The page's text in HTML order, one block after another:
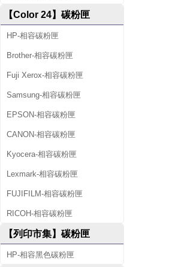
【Color 24】碳粉匣
HP-相容碳粉匣
Brother-相容碳粉匣
Fuji Xerox-相容碳粉匣
Samsung-相容碳粉匣
EPSON-相容碳粉匣
CANON-相容碳粉匣
Kyocera-相容碳粉匣
Lexmark-相容碳粉匣
FUJIFILM-相容碳粉匣
RICOH-相容碳粉匣
【列印市集】碳粉匣
HP-相容黑色碳粉匣